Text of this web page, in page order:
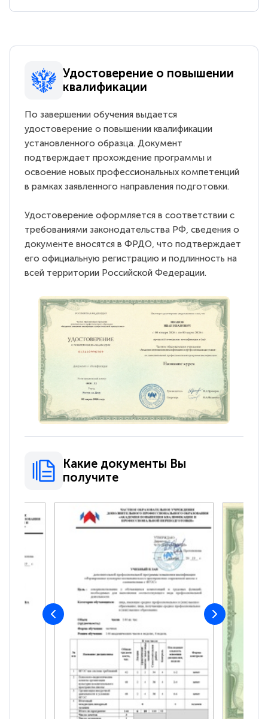
Удостоверение о повышении
квалификации
По завершении обучения выдается
удостоверение о повышении квалификации
установленного образца. Документ
подтверждает прохождение программы и
освоение новых профессиональных компетенций
в рамках заявленного направления подготовки.
Удостоверение оформляется в соответствии с
требованиями законодательства РФ, сведения о
документе вносятся в ФРДО, что подтверждает
его официальную регистрацию и подлинность на
всей территории Российской Федерации.
Какие документы Вы
получите